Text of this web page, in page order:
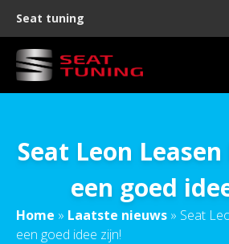
Seat tuning
Seat Leon
een goed
Home » Laatste nieuws » Seat
een goed idee zijn!